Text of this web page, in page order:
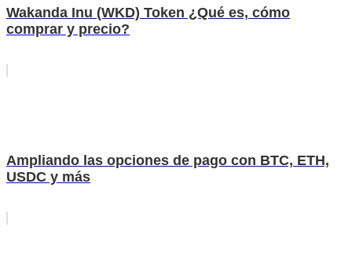
Wakanda Inu (WKD) Token ¿Qué es, cómo
comprar y precio?
Ampliando las opciones de pago con BTC, ETH,
USDC y más